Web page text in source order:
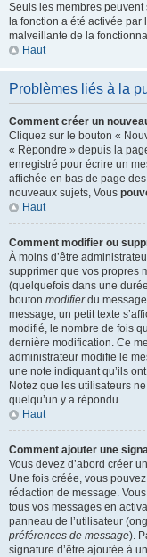
Seuls les membres peuvent
la fonction a été activée par
malveillante de la
Haut
Problèmes liés à la
Comment créer un
Cliquez sur le bouton «
« Répondre » depuis la
enregistré pour écrire un
affichée en bas de page
nouveaux sujets, Vous
Haut
Comment modifier ou
À moins d’être
supprimer que vos propres
(quelquefois dans une
bouton modifierdu
message, un petit texte
modifié, le nombre de fois
dernière modification. Ce
administrateur modifie le
une note indiquant qu’ils
Notez que les utilisateurs
quelqu’un y a répondu.
Haut
Comment ajouter une
Vous devez d’abord créer
Une fois créée, vous
rédaction de message.
tous vos messages en
panneau de l’utilisateur
préférences de message).
signature d’être ajoutée à